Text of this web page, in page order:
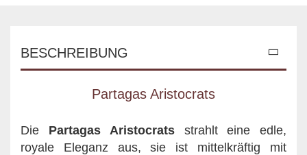
BESCHREIBUNG
Partagas Aristocrats
Die Partagas Aristocrats strahlt eine edle,
royale Eleganz aus, sie ist mittelkräftig mit